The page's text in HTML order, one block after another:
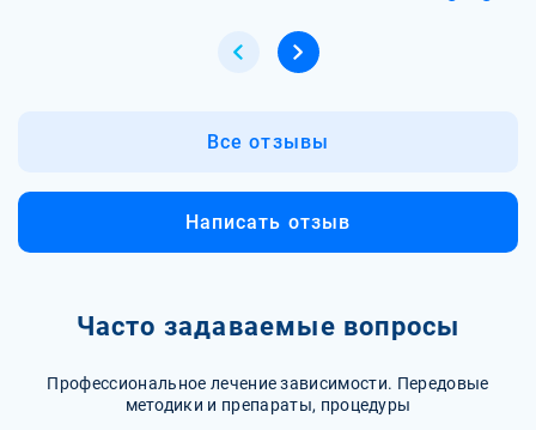
Все отзывы
Написать отзыв
Часто задаваемые вопросы
Профессиональное лечение зависимости. Передовые
методики и препараты, процедуры